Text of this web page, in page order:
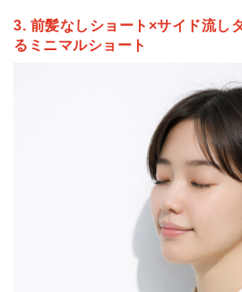
3. 前髪なしショート×サイド流し
るミニマルショート